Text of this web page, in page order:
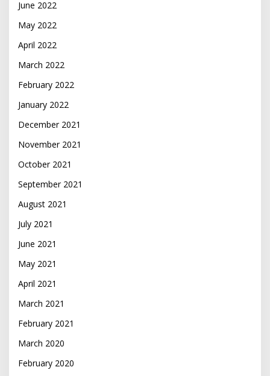
June 2022
May 2022
April 2022
March 2022
February 2022
January 2022
December 2021
November 2021
October 2021
September 2021
August 2021
July 2021
June 2021
May 2021
April 2021
March 2021
February 2021
March 2020
February 2020